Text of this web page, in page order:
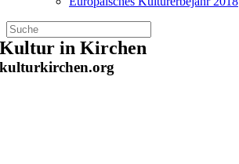
Zum
Inhalt
springen
Kultur in Kirchen
kulturkirchen.org